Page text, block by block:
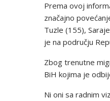
Prema ovoj
značajno
Tuzle (155),
je na području
Zbog trenutne
BiH kojima je
Ni oni sa radnim